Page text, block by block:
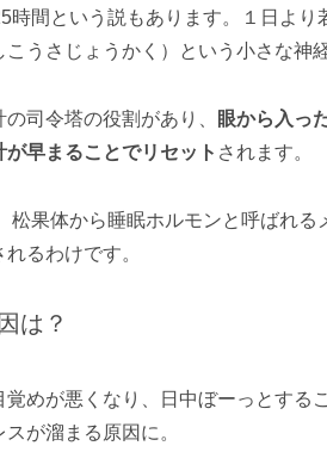
時間という説もあります。１日よ
うさじょうかく）という小さな神
司令塔の役割があり、
眼から入っ
早まることでリセット されます。
松果体から睡眠ホルモンと呼ばれ
るわけです。
は？
めが悪くなり、日中ぼーっとする
が溜まる原因に。